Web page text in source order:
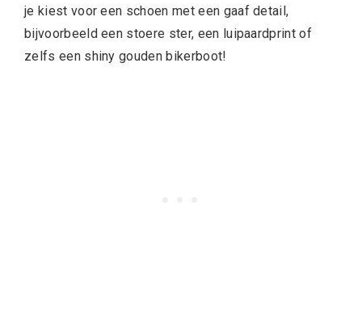
je kiest voor een schoen met een gaaf detail,
bijvoorbeeld een stoere ster, een luipaardprint of
zelfs een shiny gouden bikerboot!